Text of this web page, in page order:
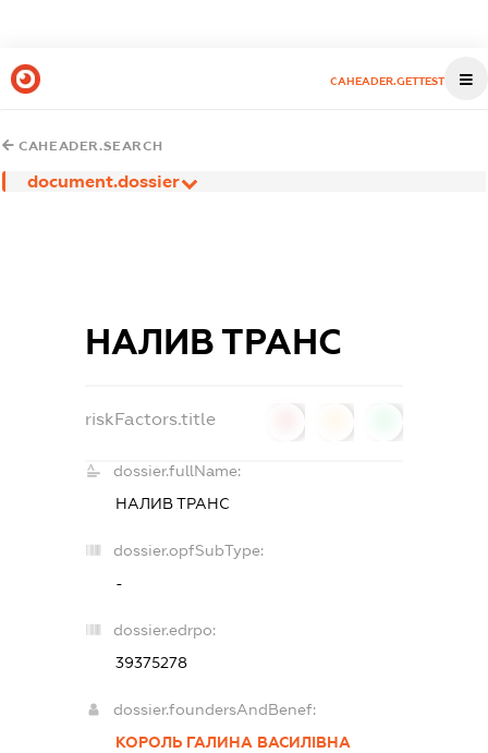
CAHEADER.GETTEST
CAHEADER.SEARCH
document.dossier
НАЛИВ ТРАНС
riskFactors.title
dossier.fullName:
НАЛИВ ТРАНС
dossier.opfSubType:
-
dossier.edrpo:
39375278
dossier.foundersAndBenef:
КОРОЛЬ ГАЛИНА ВАСИЛІВНА